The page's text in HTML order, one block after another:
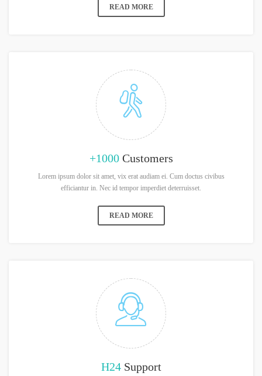
READ MORE
+1000Customers
Lorem ipsum dolor sit amet, vix erat audiam ei. Cum doctus civibus
efficiantur in. Nec id tempor imperdiet deterruisset.
READ MORE
H24 Support